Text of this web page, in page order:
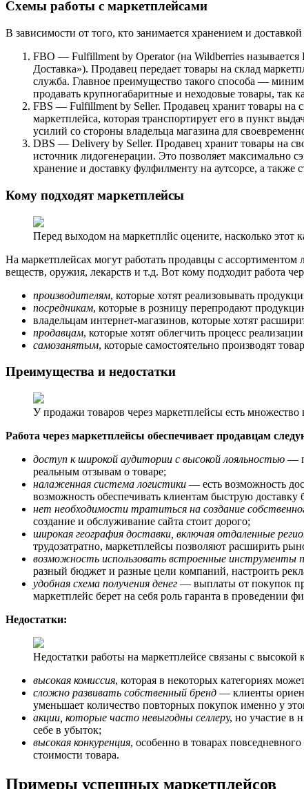
Схемы работы с маркетплейсами
В зависимости от того, кто занимается хранением и
FBO — Fulfillment by Operator (на Wildberries
Доставка»). Продавец передает товары на склад
служба. Главное преимущество такого способа —
продавать крупногабаритные и неходовые товары, так
FBS — Fulfillment by Seller. Продавец хранит товары на
маркетплейса, которая транспортирует его в пункт
усилий со стороны владельца магазина для
DBS — Delivery by Seller. Продавец хранит товары на
источник лидогенерации. Это позволяет максимально
хранение и доставку фулфилменту на аутсорсе, а также
Кому подходят маркетплейсы
Перед выходом на маркетплйс оцените, насколько этот
На маркетплейсах могут работать продавцы с
веществ, оружия, лекарств и т.д. Вот кому подходит работа
производителям, которые хотят реализовывать
посредникам, которые в розницу перепродают
владельцам интернет-магазинов, которые хотят
продавцам, которые хотят облегчить процесс
самозанятым, которые самостоятельно производят
Преимущества и недостатки
У продажи товаров через маркетплейсы есть множество
Работа через маркетплейсы обеспечивает продавцам
доступ к широкой аудитории с высокой лояльностью —
реальным отзывам о товаре;
налаженная система логистики — есть возможность
возможность обеспечивать клиентам быструю доставку
нет необходимости тратиться на создание
создание и обслуживание сайта стоит дорого;
широкая география доставки, включая отдаленные
трудозатратно, маркетплейсы позволяют расширить
возможность использовать встроенные инструменты
разный бюджет и разные цели компаний, настроить
удобная схема получения денег — выплаты от покупок
маркетплейс берет на себя роль гаранта в проведении
Недостатки:
Недостатки работы на маркетплейсе связаны с
высокая комиссия, которая в некоторых категориях
сложно развивать собственный бренд — клиенты
уменьшает количество повторных покупок именно у
акции, которые часто невыгодны селлеру, но участие в
себе в убыток;
высокая конкуренция, особенно в товарах
стоимости товара.
Примеры успешных маркетплейсов